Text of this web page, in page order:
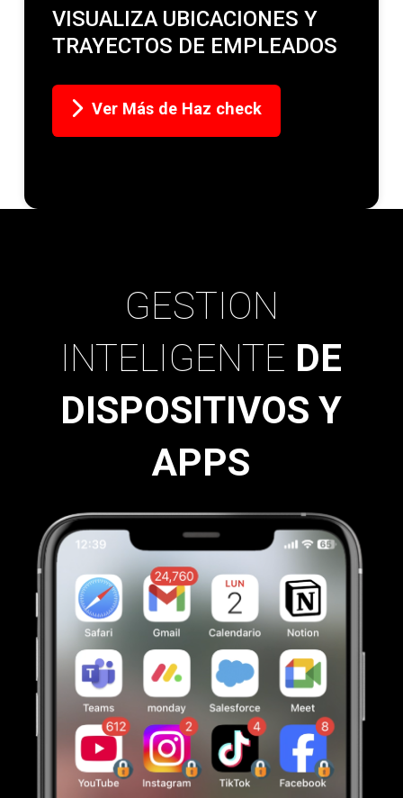
VISUALIZA UBICACIONES Y
TRAYECTOS DE EMPLEADOS
Ver Más de Haz check
GESTION
INTELIGENTE DE
DISPOSITIVOS Y
APPS